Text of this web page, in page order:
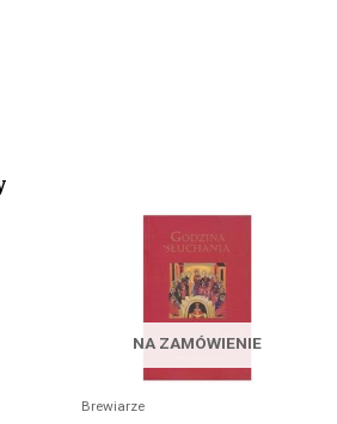
NA ZAMÓWIENIE
Brewiarze